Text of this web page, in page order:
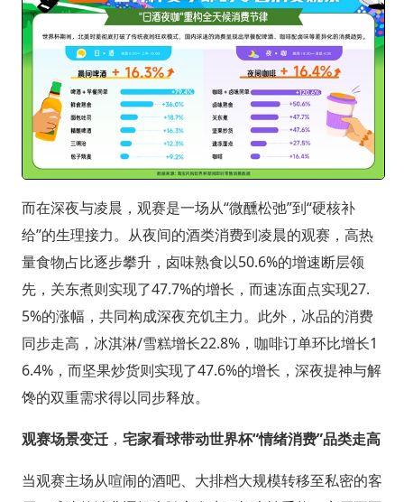
而在深夜与凌晨，观赛是一场从“微醺松弛”到“硬核补
给”的生理接力。从夜间的酒类消费到凌晨的观赛，高热
量食物占比逐步攀升，卤味熟食以50.6%的增速断层领
先，关东煮则实现了47.7%的增长，而速冻面点实现27.
5%的涨幅，共同构成深夜充饥主力。此外，冰品的消费
同步走高，冰淇淋/雪糕增长22.8%，咖啡订单环比增长1
6.4%，而坚果炒货则实现了47.6%的增长，深夜提神与解
馋的双重需求得以同步释放。
观赛场景变迁， 宅家看球带动世界杯“情绪消费”品类走高
当观赛主场从喧闹的酒吧、大排档大规模转移至私密的客